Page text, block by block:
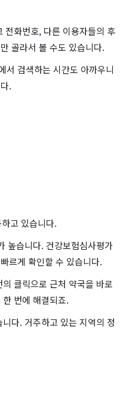
전화번호, 다른 이용자들의 후
골라서 볼 수도 있습니다.
서 검색하는 시간도 아까우니
.
고 있습니다.
높습니다. 건강보험심사평가
르게 확인할 수 있습니다.
클릭으로 근처 약국을 바로
번에 해결되죠.
다. 거주하고 있는 지역의 정